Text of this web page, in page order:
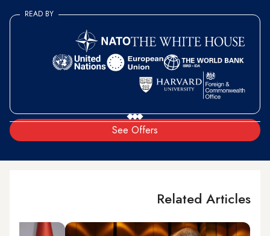
See Offers
READ BY
Related Articles